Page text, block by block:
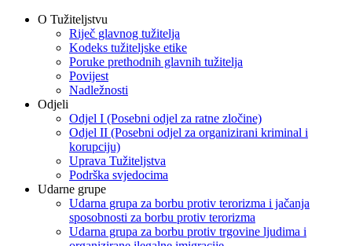
O Tužiteljstvu
Riječ glavnog tužitelja
Kodeks tužiteljske etike
Poruke prethodnih glavnih tužitelja
Povijest
Nadležnosti
Odjeli
Odjel I (Posebni odjel za ratne zločine)
Odjel II (Posebni odjel za organizirani kriminal i
korupciju)
Uprava Tužiteljstva
Podrška svjedocima
Udarne grupe
Udarna grupa za borbu protiv terorizma i jačanja
sposobnosti za borbu protiv terorizma
Udarna grupa za borbu protiv trgovine ljudima i